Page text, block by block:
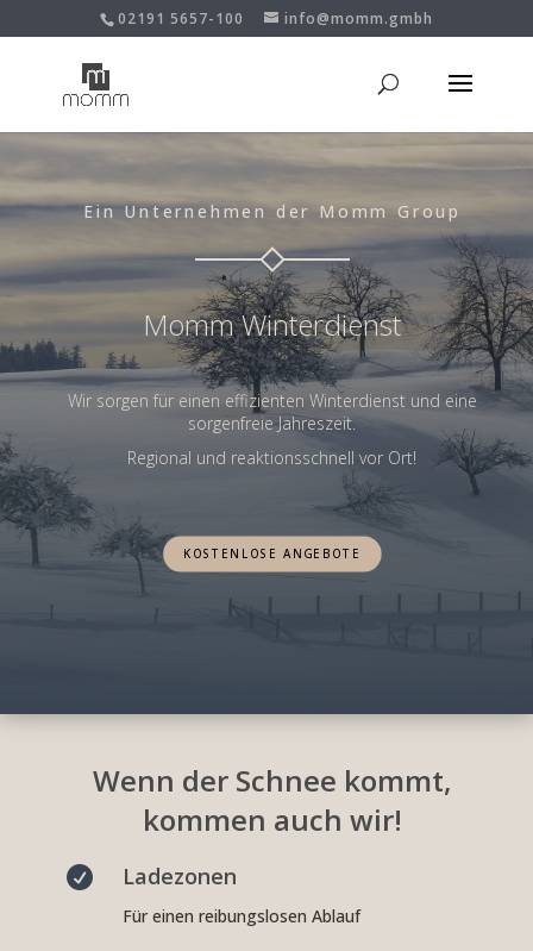
02191 5657-100 info@momm.gmbh
Ein Unternehmen der Momm Group
Momm Winterdienst
Wir sorgen für einen effizienten Winterdienst und eine
sorgenfreie Jahreszeit.
Regional und reaktionsschnell vor Ort!
KOSTENLOSE ANGEBOTE
Wenn der Schnee kommt,
kommen auch wir!
 Ladezonen
Für einen reibungslosen Ablauf